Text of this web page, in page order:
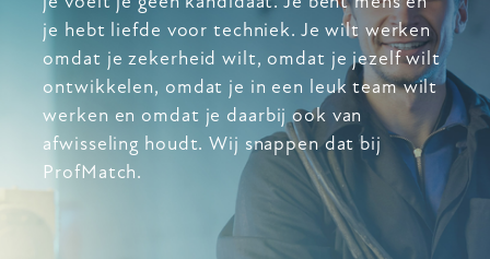
je hebt liefde voor techniek. Je wilt werken
omdat je zekerheid wilt, omdat je jezelf wilt
ontwikkelen, omdat je in een leuk team wilt
werken en omdat je daarbij ook van
afwisseling houdt. Wij snappen dat bij
ProfMatch.